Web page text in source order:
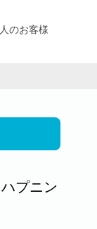
のお客様
プニン